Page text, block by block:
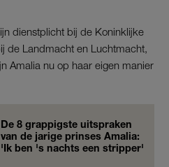
dienstplicht bij de Koninklijke
de Landmacht en Luchtmacht,
Amalia nu op haar eigen manier
De 8 grappigste uitspraken
van de jarige prinses Amalia:
'Ik ben 's nachts een stripper'